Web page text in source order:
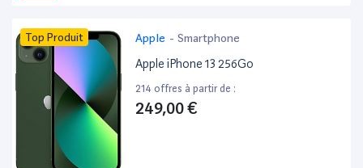
Top Produit Apple - Smartphone
Apple iPhone 13 256Go
214 offres à partir de :
249,00 €